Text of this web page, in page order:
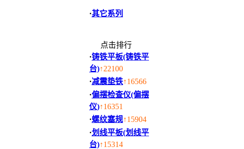
·其它系列
点击排行
·铸铁平板(铸铁平
台)↑22100
·减震垫铁↑16566
·偏摆检查仪(偏摆
仪)↑16351
·螺纹塞规↑15904
·划线平板(划线平
台)↑15314